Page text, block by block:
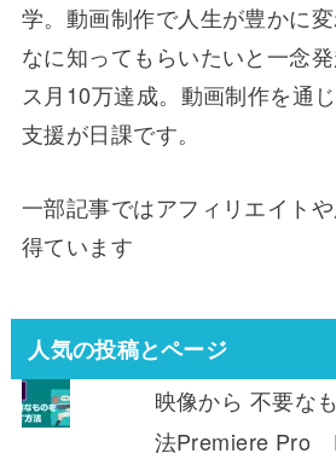
学。動画制作で人生が豊かに
なに知ってもらいたいと一念
ス月10万達成。動画制作を通
支援が日課です。
一部記事ではアフィリエイト
得ています
人気の投稿とページ
映像から 不要な
法Premiere Pro